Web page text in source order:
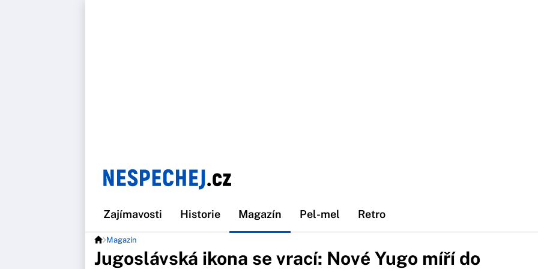
Zajímavosti Historie Magazín Pel-mel Retro
Magazín
Jugoslávská ikona se vrací: Nové Yugo míří do